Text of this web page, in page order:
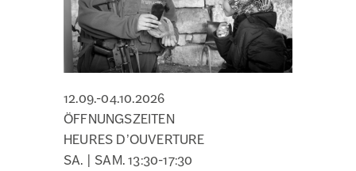
12.09.-04.10.2026
ÖFFNUNGSZEITEN
HEURES D’OUVERTURE
SA. | SAM. 13:30-17:30